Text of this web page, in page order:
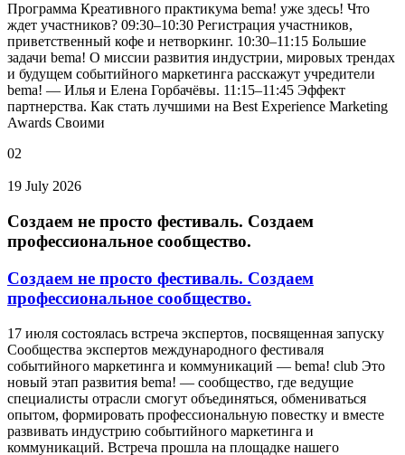
Программа Креативного практикума bema! уже здесь! Что
ждет участников? 09:30–10:30 Регистрация участников,
приветственный кофе и нетворкинг. 10:30–11:15 Большие
задачи bema! О миссии развития индустрии, мировых трендах
и будущем событийного маркетинга расскажут учредители
bema! — Илья и Елена Горбачёвы. 11:15–11:45 Эффект
партнерства. Как стать лучшими на Best Experience Marketing
Awards Своими
02
19 July 2026
Создаем не просто фестиваль. Создаем
профессиональное сообщество.
Создаем не просто фестиваль. Создаем
профессиональное сообщество.
17 июля состоялась встреча экспертов, посвященная запуску
Сообщества экспертов международного фестиваля
событийного маркетинга и коммуникаций — bema! club Это
новый этап развития bema! — сообщество, где ведущие
специалисты отрасли смогут объединяться, обмениваться
опытом, формировать профессиональную повестку и вместе
развивать индустрию событийного маркетинга и
коммуникаций. Встреча прошла на площадке нашего